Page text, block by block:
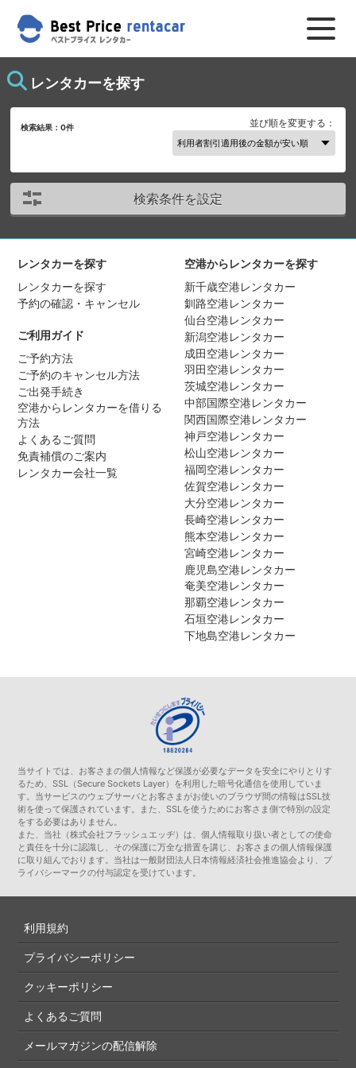
レンタカーを探す
検索結果：0件 並び順を変更する：
検索条件を設定
レンタカーを探す
レンタカーを探す
予約の確認・キャンセル
ご利用ガイド
ご予約方法
ご予約のキャンセル方法
ご出発手続き
空港からレンタカーを借りる
方法
よくあるご質問
免責補償のご案内
レンタカー会社一覧
空港からレンタカーを探す
新千歳空港レンタカー
釧路空港レンタカー
仙台空港レンタカー
新潟空港レンタカー
成田空港レンタカー
羽田空港レンタカー
茨城空港レンタカー
中部国際空港レンタカー
関西国際空港レンタカー
神戸空港レンタカー
松山空港レンタカー
福岡空港レンタカー
佐賀空港レンタカー
大分空港レンタカー
長崎空港レンタカー
熊本空港レンタカー
宮崎空港レンタカー
鹿児島空港レンタカー
奄美空港レンタカー
那覇空港レンタカー
石垣空港レンタカー
下地島空港レンタカー
当サイトでは、お客さまの個人情報など保護が必要なデータを安全にやりとりす
るため、SSL（Secure Sockets Layer）を利用した暗号化通信を使用していま
す。当サービスのウェブサーバとお客さまがお使いのブラウザ間の情報はSSL技
術を使って保護されています。また、SSLを使うためにお客さま側で特別の設定
をする必要はありません。
また、当社（株式会社フラッシュエッヂ）は、個人情報取り扱い者としての使命
と責任を十分に認識し、その保護に万全な措置を講じ、お客さまの個人情報保護
に取り組んでおります。当社は一般財団法人日本情報経済社会推進協会より、プ
ライバシーマークの付与認定を受けています。
利用規約
プライバシーポリシー
クッキーポリシー
よくあるご質問
メールマガジンの配信解除